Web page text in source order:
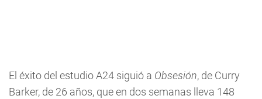
El éxito del estudio A24 siguió a Obsesión, de Curry
Barker, de 26 años, que en dos semanas lleva 148